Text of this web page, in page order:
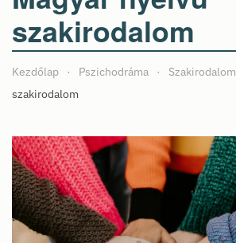
szakirodalom
Kezdőlap Pszichodráma Szakirodalom
szakirodalom